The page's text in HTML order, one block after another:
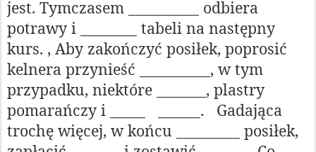
jest. Tymczasem __________ odbiera
potrawy i ________ tabeli na następny
kurs. , Aby zakończyć posiłek, poprosić
kelnera przynieść __________, w tym
przypadku, niektóre _______, plastry
pomarańczy i _____
______.
Gadająca
trochę więcej, w końcu _________ posiłek,